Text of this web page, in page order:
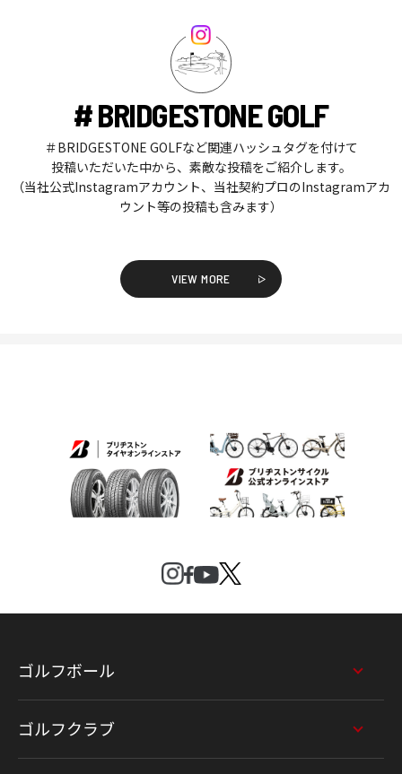
# BRIDGESTONE GOLF
＃BRIDGESTONE GOLFなど関連ハッシュタグを付けて
投稿いただいた中から、素敵な投稿をご紹介します。
（当社公式Instagramアカウント、当社契約プロのInstagramアカ
ウント等の投稿も含みます）
VIEW MORE
ゴルフボール
ゴルフクラブ